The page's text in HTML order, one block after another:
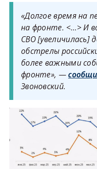
«Долгое время на
на фронте. <…> И
СВО [увеличилась]
обстрелы
более важными
фронте», —
Звоновский.